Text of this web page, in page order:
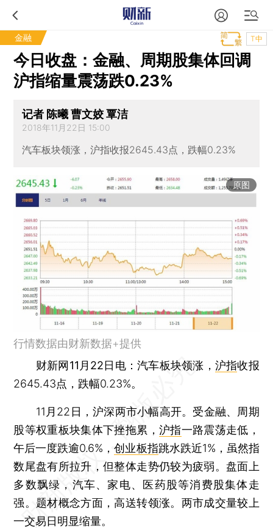
金融 T中
今日收盘：金融、周期股集体回调
沪指缩量震荡跌0.23%
记者 陈曦 曹文姣 覃洁
2018年11月22日 15:00
汽车板块领涨，沪指收报2645.43点，跌幅0.23%
原图
行情数据由财新数据+提供
财新网11月22日电：汽车板块领涨， 沪指收报
2645.43点，跌幅0.23%。
11月22日，沪深两市小幅高开。受金融、周期
股等权重板块集体下挫拖累， 沪指一路震荡走低，
午后一度跌逾0.6%，创业板指跳水跌近1%，虽然指
数尾盘有所拉升，但整体走势仍较为疲弱。盘面上
多数飘绿，汽车、家电、医药股等消费股集体走
强。题材概念方面，高送转领涨。两市成交量较上
一交易日明显缩量。